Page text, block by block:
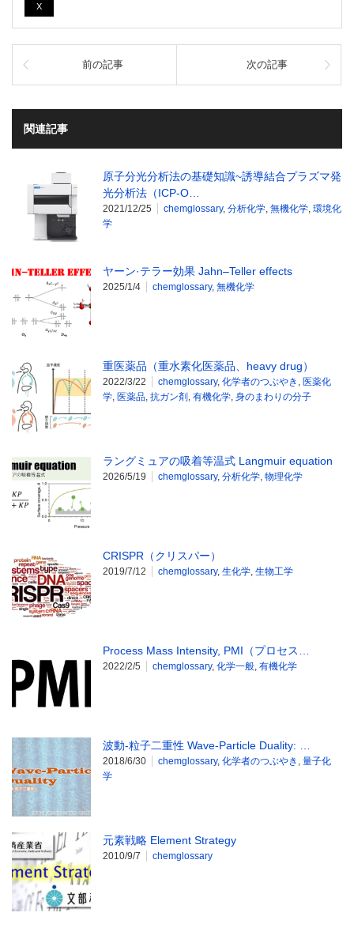
X
前の記事 次の記事
関連記事
原子分光分析法の基礎知識~誘導結合プラズマ発
光分析法（ICP-O…
2021/12/25 chemglossary, 分析化学 無機化学 環境化
学
ヤーン·テラー効果 Jahn–Teller effects
2025/1/4 chemglossary, 無機化学
重医薬品（重水素化医薬品、heavy drug）
2022/3/22 chemglossary, 化学者のつぶやき 医薬化
学 医薬品 抗ガン剤 有機化学 身のまわりの分子
ラングミュアの吸着等温式 Langmuir equation
2026/5/19 chemglossary, 分析化学 物理化学
CRISPR（クリスパー）
2019/7/12 chemglossary, 生化学 生物工学
Process Mass Intensity, PMI（プロセス…
2022/2/5 chemglossary, 化学一般 有機化学
波動-粒子二重性 Wave-Particle Duality: …
2018/6/30 chemglossary, 化学者のつぶやき 量子化
学
元素戦略 Element Strategy
2010/9/7 chemglossary